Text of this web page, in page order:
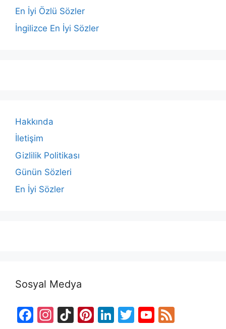
En İyi Özlü Sözler
İngilizce En İyi Sözler
Hakkında
İletişim
Gizlilik Politikası
Günün Sözleri
En İyi Sözler
Sosyal Medya
F
In Ti Pi Li T
Y